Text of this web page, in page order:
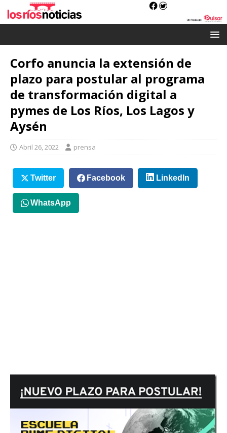
Corfo anuncia la extensión de
plazo para postular al programa
de transformación digital a
pymes de Los Ríos, Los Lagos y
Aysén
Abril 26, 2022 prensa
Twitter Facebook LinkedIn
WhatsApp